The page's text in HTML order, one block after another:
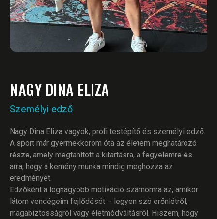
NAGY DINA ELIZA
Személyi edző
Nagy Dina Eliza vagyok, profi testépítő és személyi edző.
A sport már gyermekkorom óta az életem meghatározó
része, amely megtanított a kitartásra, a fegyelemre és
arra, hogy a kemény munka mindig meghozza az
eredményét.
Edzőként a legnagyobb motiváció számomra az, amikor
látom vendégeim fejlődését – legyen szó erőnlétről,
magabiztosságról vagy életmódváltásról. Hiszem, hogy